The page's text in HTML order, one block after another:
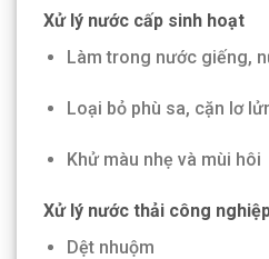
Xử lý nước cấp sinh hoạt
Làm trong nước giếng,
Loại bỏ phù sa, cặn lơ
Khử màu nhẹ và mùi hôi
Xử lý nước thải công
Dệt nhuộm